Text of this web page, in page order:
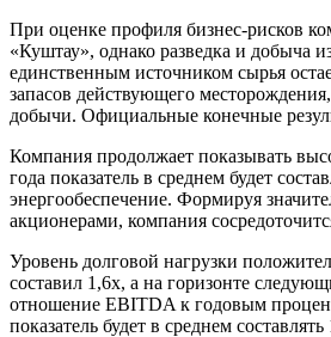
При оценке профиля бизнес-рисков
«Куштау», однако разведка и добыча
единственным источником сырья
запасов действующего
добычи. Официальные конечные
Компания продолжает показывать
года показатель в среднем будет
энергообеспечение. Формируя
акционерами, компания
Уровень долговой нагрузки
составил 1,6х, а на горизонте
отношение EBITDA к годовым
показатель будет в среднем составлять